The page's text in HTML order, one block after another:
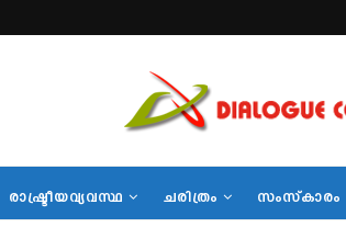
രാഷ്ട്രീയവ്യവസ്ഥ ചരിത്രം സംസ്‌കാരം